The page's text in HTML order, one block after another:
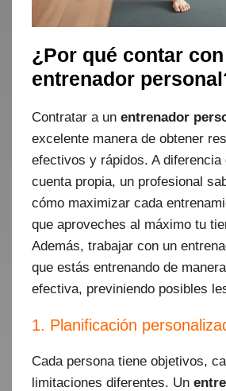
¿Por qué contar
entrenador
Contratar a un entrenador
excelente manera de obtener
efectivos y rápidos. A diferencia
cuenta propia, un profesional
cómo maximizar cada
que aproveches al máximo tu
Además, trabajar con un
que estás entrenando de
efectiva, previniendo posibles
1. Planificación
Cada persona tiene objetivos,
limitaciones diferentes. Un